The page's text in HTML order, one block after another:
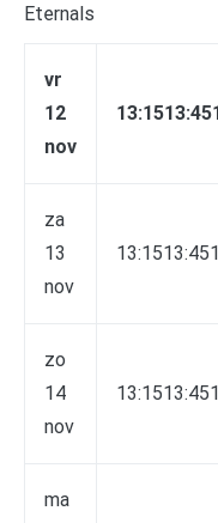
Eternals
vr
12
nov
za
13
nov
zo
14
nov
ma